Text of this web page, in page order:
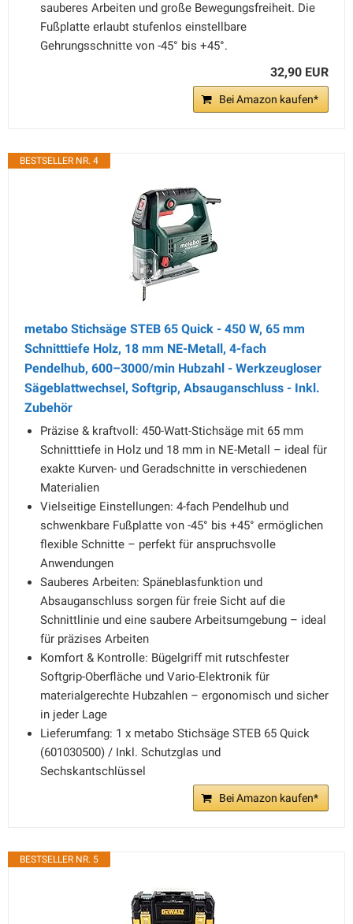
sauberes Arbeiten und große Bewegungsfreiheit. Die
Fußplatte erlaubt stufenlos einstellbare
Gehrungsschnitte von -45° bis +45°.
32,90 EUR
Bei Amazon kaufen*
BESTSELLER NR. 4
metabo Stichsäge STEB 65 Quick - 450 W, 65 mm
Schnitttiefe Holz, 18 mm NE-Metall, 4-fach
Pendelhub, 600–3000/min Hubzahl - Werkzeugloser
Sägeblattwechsel, Softgrip, Absauganschluss - Inkl.
Zubehör
Präzise & kraftvoll: 450-Watt-Stichsäge mit 65 mm
Schnitttiefe in Holz und 18 mm in NE-Metall – ideal für
exakte Kurven- und Geradschnitte in verschiedenen
Materialien
Vielseitige Einstellungen: 4-fach Pendelhub und
schwenkbare Fußplatte von -45° bis +45° ermöglichen
flexible Schnitte – perfekt für anspruchsvolle
Anwendungen
Sauberes Arbeiten: Späneblasfunktion und
Absauganschluss sorgen für freie Sicht auf die
Schnittlinie und eine saubere Arbeitsumgebung – ideal
für präzises Arbeiten
Komfort & Kontrolle: Bügelgriff mit rutschfester
Softgrip-Oberfläche und Vario-Elektronik für
materialgerechte Hubzahlen – ergonomisch und sicher
in jeder Lage
Lieferumfang: 1 x metabo Stichsäge STEB 65 Quick
(601030500) / Inkl. Schutzglas und
Sechskantschlüssel
Bei Amazon kaufen*
BESTSELLER NR. 5